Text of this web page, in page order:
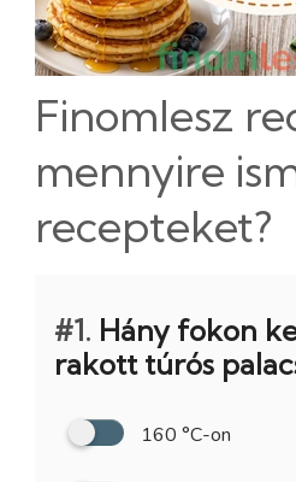
Finomlesz
mennyire
recepteket?
#1. Hány fokon
rakott túrós
160 °C-on